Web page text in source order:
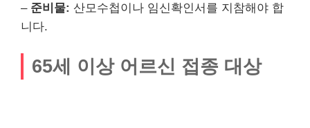
– 준비물: 산모수첩이나 임신확인서를 지참해야 합
니다.
65세 이상 어르신 접종 대상